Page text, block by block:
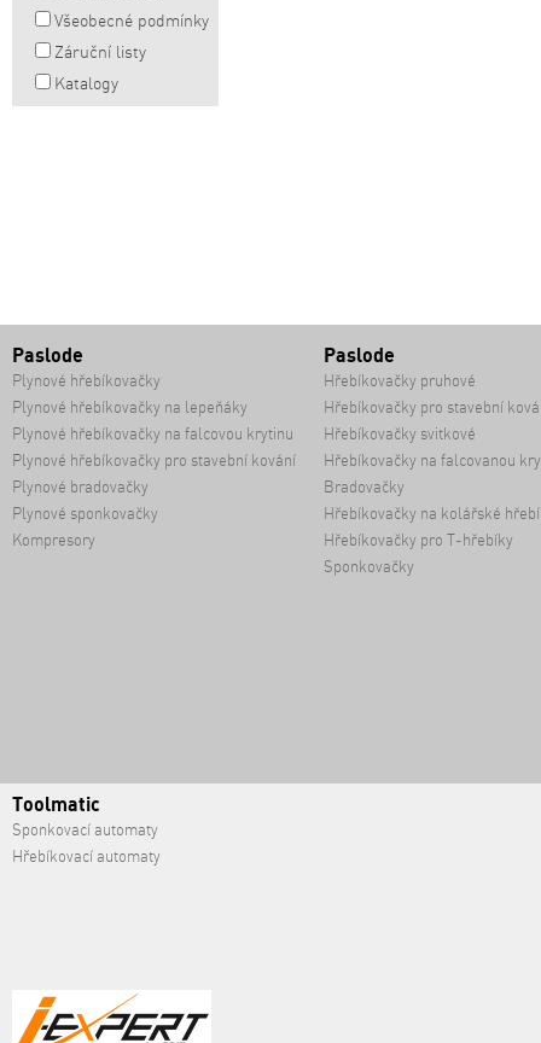
Všeobecné podmínky
Záruční listy
Katalogy
Paslode
Plynové hřebíkovačky
Plynové hřebíkovačky na lepeňáky
Plynové hřebíkovačky na falcovou krytinu
Plynové hřebíkovačky pro stavební kování
Plynové bradovačky
Plynové sponkovačky
Kompresory
Paslode
Hřebíkovačky pruhové
Hřebíkovačky pro stavební
Hřebíkovačky svitkové
Hřebíkovačky na falcovanou
Bradovačky
Hřebíkovačky na kolářské
Hřebíkovačky pro T-hřebíky
Sponkovačky
Toolmatic
Sponkovací automaty
Hřebíkovací automaty